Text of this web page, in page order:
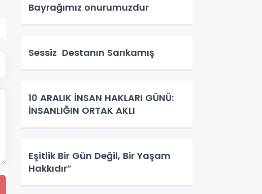
Bayrağımız onurumuzdur
Sessiz Destanın Sarıkamış
10 ARALIK İNSAN HAKLARI GÜNÜ:
İNSANLIĞIN ORTAK AKLI
Eşitlik Bir Gün Değil, Bir Yaşam
Hakkıdır”